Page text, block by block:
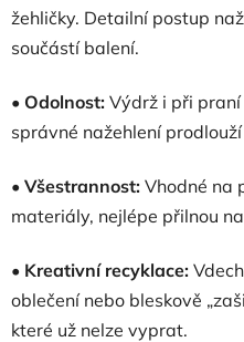
žehličky. Detailní postup
součástí balení.
• Odolnost: Výdrž i při
správné nažehlení
• Všestrannost: Vhodné na
materiály, nejlépe přilnou
• Kreativní recyklace:
oblečení nebo bleskově
které už nelze vyprat.